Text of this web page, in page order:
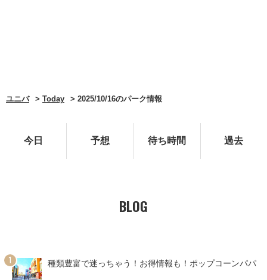
ユニバ Today 2025/10/16のパーク情報
今日 予想 待ち時間 過去
BLOG
種類豊富で迷っちゃう！お得情報も！ポップコーンパパ